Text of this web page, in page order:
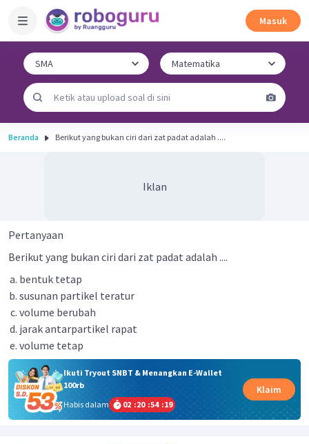
Masuk
Beranda Berikut yang bukan ciri dari zat padat adalah ....
Iklan
Pertanyaan
Berikut yang bukan ciri dari zat padat adalah ....
bentuk tetap
susunan partikel teratur
volume berubah
jarak antarpartikel rapat
volume tetap
Ikuti Tryout SNBT & Menangkan E-Wallet
100rb
Habis dalam
02 :20 :54 :19
Klaim